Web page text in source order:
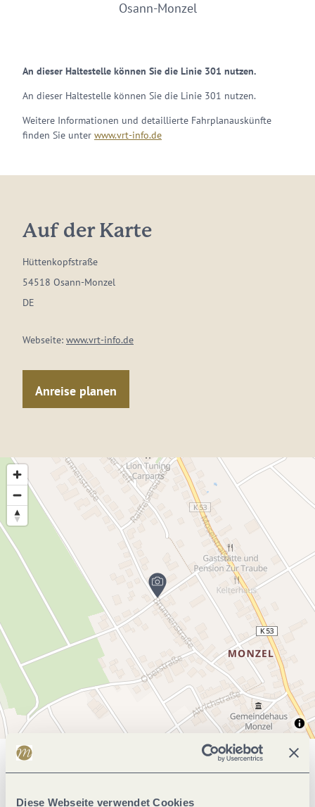
Diese Webseite verwendet Cookies
Osann-Monzel
An dieser Haltestelle können Sie die Linie 301 nutzen.
An dieser Haltestelle können Sie die Linie 301 nutzen.
Weitere Informationen und detaillierte Fahrplanauskünfte
finden Sie unter www.vrt-info.de
Auf der Karte
Hüttenkopfstraße
54518 Osann-Monzel
DE
Webseite: www.vrt-info.de
Anreise planen
Allgemeine Informationen